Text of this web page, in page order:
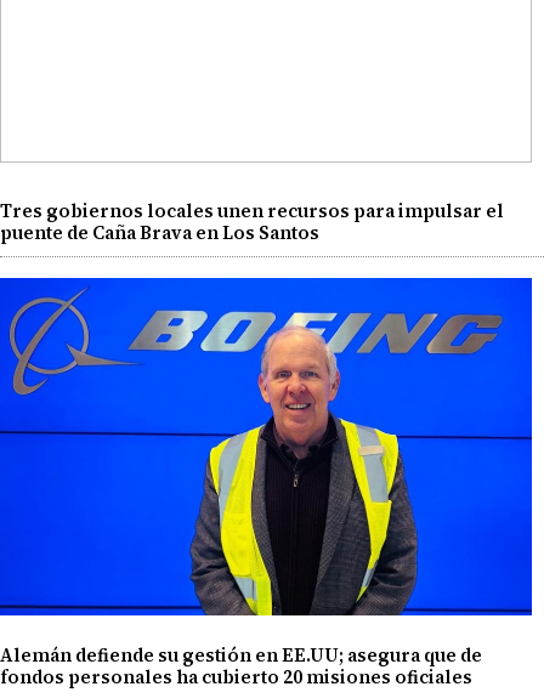
Tres gobiernos locales unen recursos para impulsar el
puente de Caña Brava en Los Santos
Alemán defiende su gestión en EE.UU; asegura que de
fondos personales ha cubierto 20 misiones oficiales